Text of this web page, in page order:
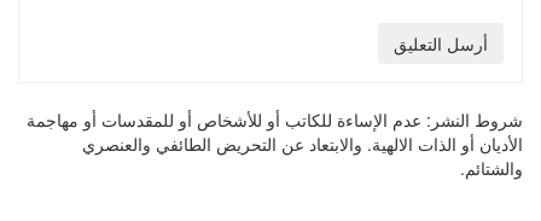
أرسل التعليق
شروط النشر: عدم الإساءة للكاتب أو للأشخاص أو للمقدسات أو مهاجمة
الأديان أو الذات الالهية. والابتعاد عن التحريض الطائفي والعنصري
والشتائم.